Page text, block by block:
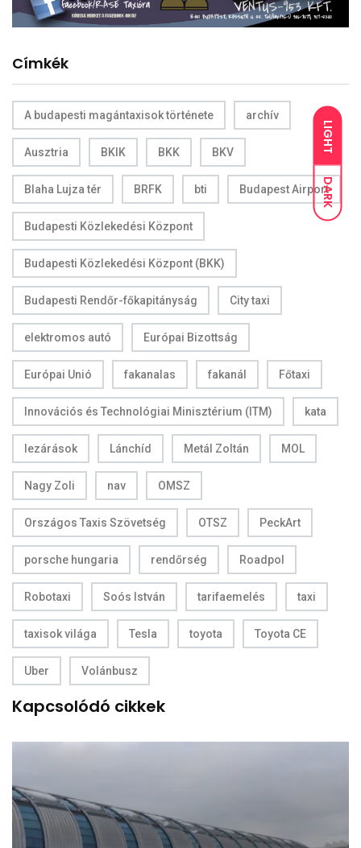
LIGHT
DARK
Címkék
A budapesti magántaxisok története archív
Ausztria BKIK BKK BKV
Blaha Lujza tér BRFK bti Budapest Airport
Budapesti Közlekedési Központ
Budapesti Közlekedési Központ (BKK)
Budapesti Rendőr-főkapitányság City taxi
elektromos autó Európai Bizottság
Európai Unió fakanalas fakanál Főtaxi
Innovációs és Technológiai Minisztérium (ITM) kata
lezárások Lánchíd Metál Zoltán MOL
Nagy Zoli nav OMSZ
Országos Taxis Szövetség OTSZ PeckArt
porsche hungaria rendőrség Roadpol
Robotaxi Soós István tarifaemelés taxi
taxisok világa Tesla toyota Toyota CE
Uber Volánbusz
Kapcsolódó cikkek